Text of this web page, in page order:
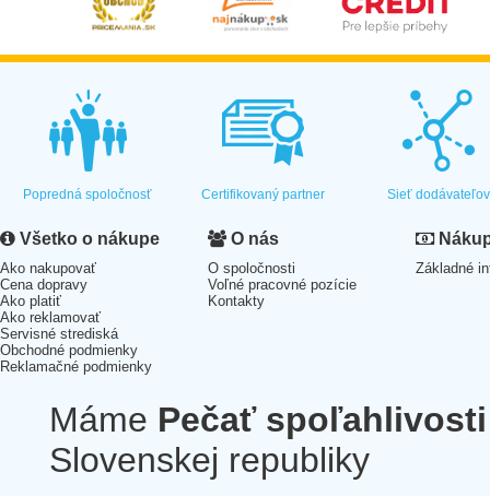
Popredná spoločnosť Certifikovaný partner Sieť dodávateľov
Všetko o nákupe
Ako nakupovať
Cena dopravy
Ako platiť
Ako reklamovať
Servisné strediská
Obchodné podmienky
Reklamačné podmienky
O nás
O spoločnosti
Voľné pracovné pozície
Kontakty
Základné
Máme Pečať spoľahlivosti
Slovenskej republiky